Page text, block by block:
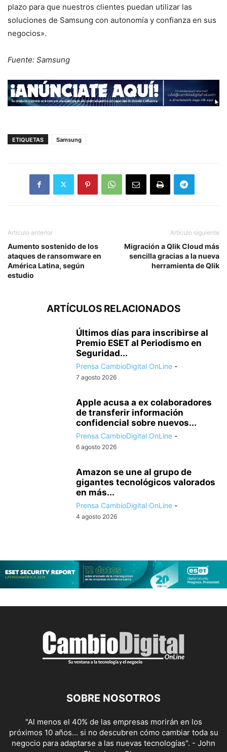
plazo para que nuestros clientes puedan utilizar las
soluciones de Samsung con autonomía y confianza en sus
negocios».
Fuente: Samsung
ETIQUETAS Samsung
Artículo anterior
Aumento sostenido de los
ataques de ransomware en
América Latina, según
estudio
Artículo siguiente
Migración a Qlik Cloud más
sencilla gracias a la nueva
herramienta de Qlik
ARTÍCULOS RELACIONADOS
Últimos días para inscribirse al
Premio ESET al Periodismo en
Seguridad...
Prensa CambioDigital OnLine -
7 agosto 2026
Apple acusa a ex colaboradores
de transferir información
confidencial sobre nuevos...
Prensa CambioDigital OnLine -
6 agosto 2026
Amazon se une al grupo de
gigantes tecnológicos valorados
en más...
Prensa CambioDigital OnLine -
4 agosto 2026
SOBRE NOSOTROS
"Al menos el 40% de las empresas morirán en los
próximos 10 años... si no descubren cómo cambiar toda su
negocio para adaptarse a las nuevas tecnologías". - John